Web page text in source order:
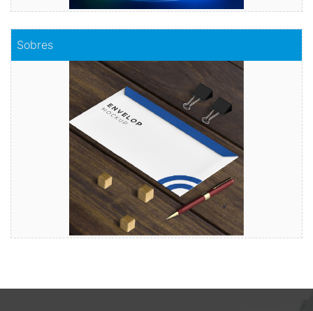
Sobres
Envuelve tu mensaje con sobres de calidad
Comprar
Comprar